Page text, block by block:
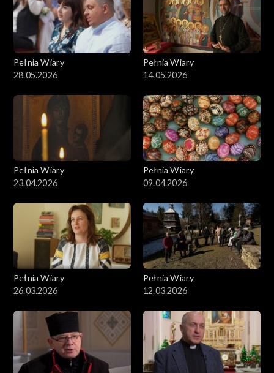
Pełnia Wiary
28.05.2026
Pełnia Wiary
14.05.2026
Pełnia Wiary
23.04.2026
Pełnia Wiary
09.04.2026
Pełnia Wiary
26.03.2026
Pełnia Wiary
12.03.2026